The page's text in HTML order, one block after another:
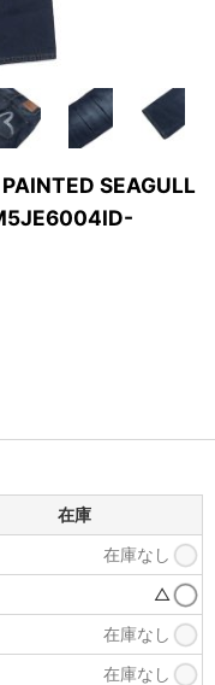
SEAGULL
在庫
在庫なし
△
在庫なし
在庫なし